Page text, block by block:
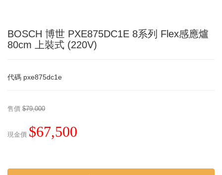
BOSCH 博世 PXE875DC1E 8系列 Flex感應爐
80cm 上裝式 (220V)
代碼 pxe875dc1e
售價 $79,000
現金價 $67,500